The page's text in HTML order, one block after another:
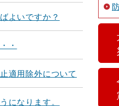
よいですか？
・
適用除外について
になります。